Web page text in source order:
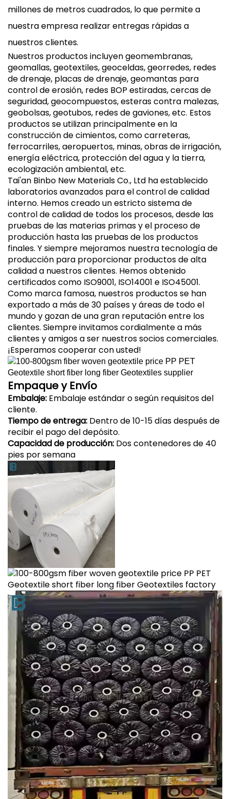
millones de metros cuadrados, lo que permite a
nuestra empresa realizar entregas rápidas a
nuestros clientes.
Nuestros productos incluyen geomembranas,
geomallas, geotextiles, geoceldas, georredes, redes
de drenaje, placas de drenaje, geomantas para
control de erosión, redes BOP estiradas, cercas de
seguridad, geocompuestos, esteras contra malezas,
geobolsas, geotubos, redes de gaviones, etc. Estos
productos se utilizan principalmente en la
construcción de cimientos, como carreteras,
ferrocarriles, aeropuertos, minas, obras de irrigación,
energía eléctrica, protección del agua y la tierra,
ecologización ambiental, etc.
Tai'an Binbo New Materials Co., Ltd ha establecido
laboratorios avanzados para el control de calidad
interno. Hemos creado un estricto sistema de
control de calidad de todos los procesos, desde las
pruebas de las materias primas y el proceso de
producción hasta las pruebas de los productos
finales. Y siempre mejoramos nuestra tecnología de
producción para proporcionar productos de alta
calidad a nuestros clientes. Hemos obtenido
certificados como ISO9001, ISO14001 e ISO45001.
Como marca famosa, nuestros productos se han
exportado a más de 30 países y áreas de todo el
mundo y gozan de una gran reputación entre los
clientes. Siempre invitamos cordialmente a más
clientes y amigos a ser nuestros socios comerciales.
¡Esperamos cooperar con usted!
Empaque y Envío
Embalaje: Embalaje estándar o según requisitos del
cliente.
Tiempo de entrega: Dentro de 10-15 días después de
recibir el pago del depósito.
Capacidad de producción: Dos contenedores de 40
pies por semana